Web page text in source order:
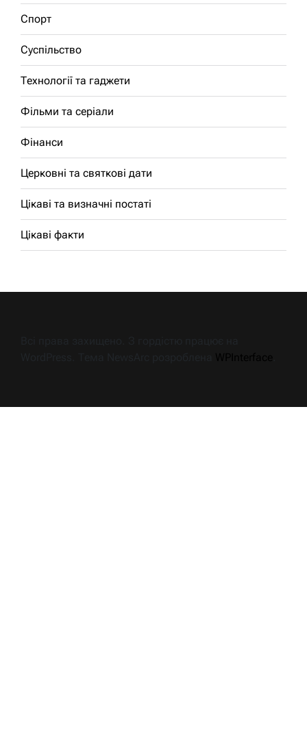
Спорт
Суспільство
Технології та гаджети
Фільми та серіали
Фінанси
Церковні та святкові дати
Цікаві та визначні постаті
Цікаві факти